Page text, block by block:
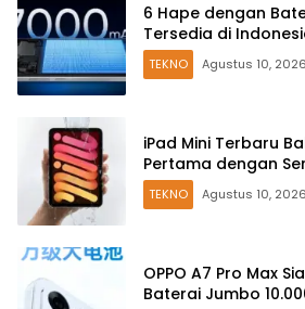
6 Hape dengan
Tersedia di
TEKNO Agustus 10, 2026
iPad Mini Terbaru
Pertama dengan
TEKNO Agustus 10, 2026
OPPO A7 Pro Max
Baterai Jumbo